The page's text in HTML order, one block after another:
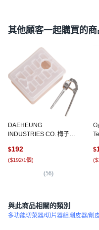
其他顧客一起購買的商
DAEHEUNG
INDUSTRIES CO. 梅子去
$192
($192/1個)
(56)
$
(
與此商品相關的類別
多功能切菜器/切片器組 削皮器/削